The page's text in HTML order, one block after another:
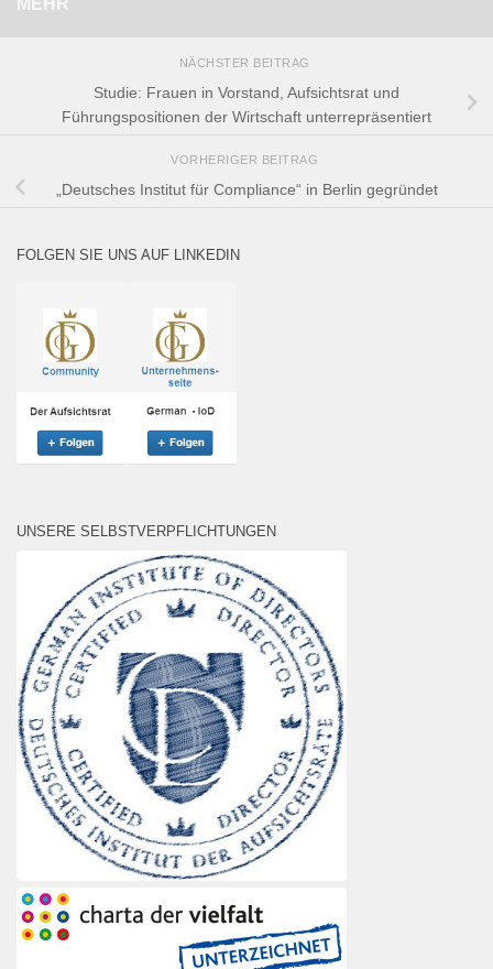
MEHR
NÄCHSTER BEITRAG
Studie: Frauen in Vorstand, Aufsichtsrat und
Führungspositionen der Wirtschaft unterrepräsentiert
VORHERIGER BEITRAG
„Deutsches Institut für Compliance“ in Berlin gegründet
FOLGEN SIE UNS AUF LINKEDIN
UNSERE SELBSTVERPFLICHTUNGEN